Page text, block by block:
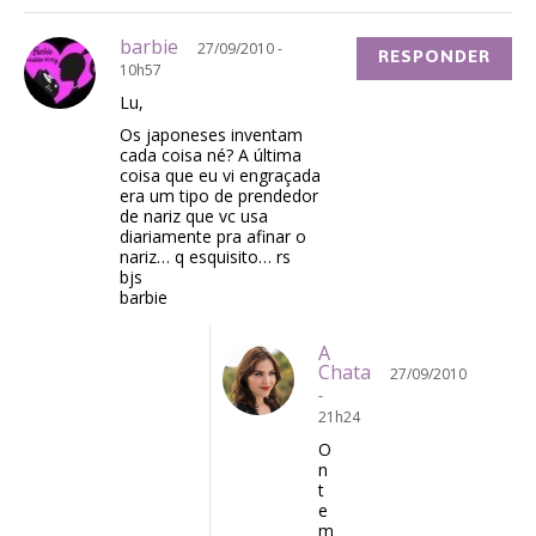
barbie
27/09/2010 -
10h57
Lu,
Os japoneses inventam
cada coisa né? A última
coisa que eu vi engraçada
era um tipo de prendedor
de nariz que vc usa
diariamente pra afinar o
nariz… q esquisito… rs
bjs
barbie
RESPONDER
A
Chata
27/09/2010
-
21h24
O
n
t
e
m